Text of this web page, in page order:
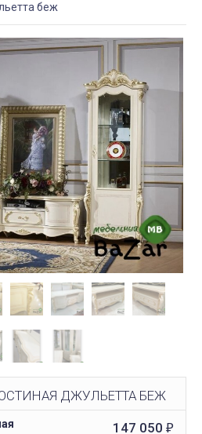
беж
ДЖУЛЬЕТТА БЕЖ
147 050 ₽